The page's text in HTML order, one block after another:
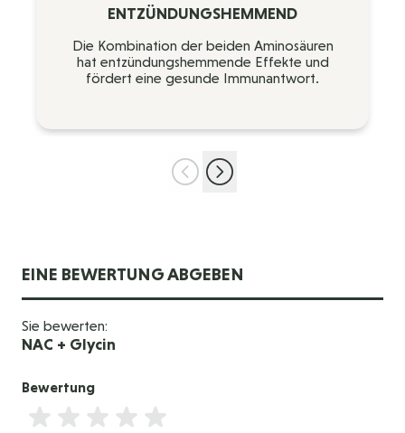
ENTZÜNDUNGSHEMMEND
Die Kombination der beiden Aminosäuren
hat entzündungshemmende Effekte und
fördert eine gesunde Immunantwort.
EINE BEWERTUNG ABGEBEN
Sie bewerten:
NAC + Glycin
Bewertung
Bewertung